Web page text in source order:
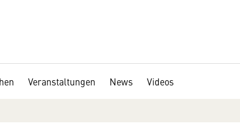
Veranstaltungen News Videos